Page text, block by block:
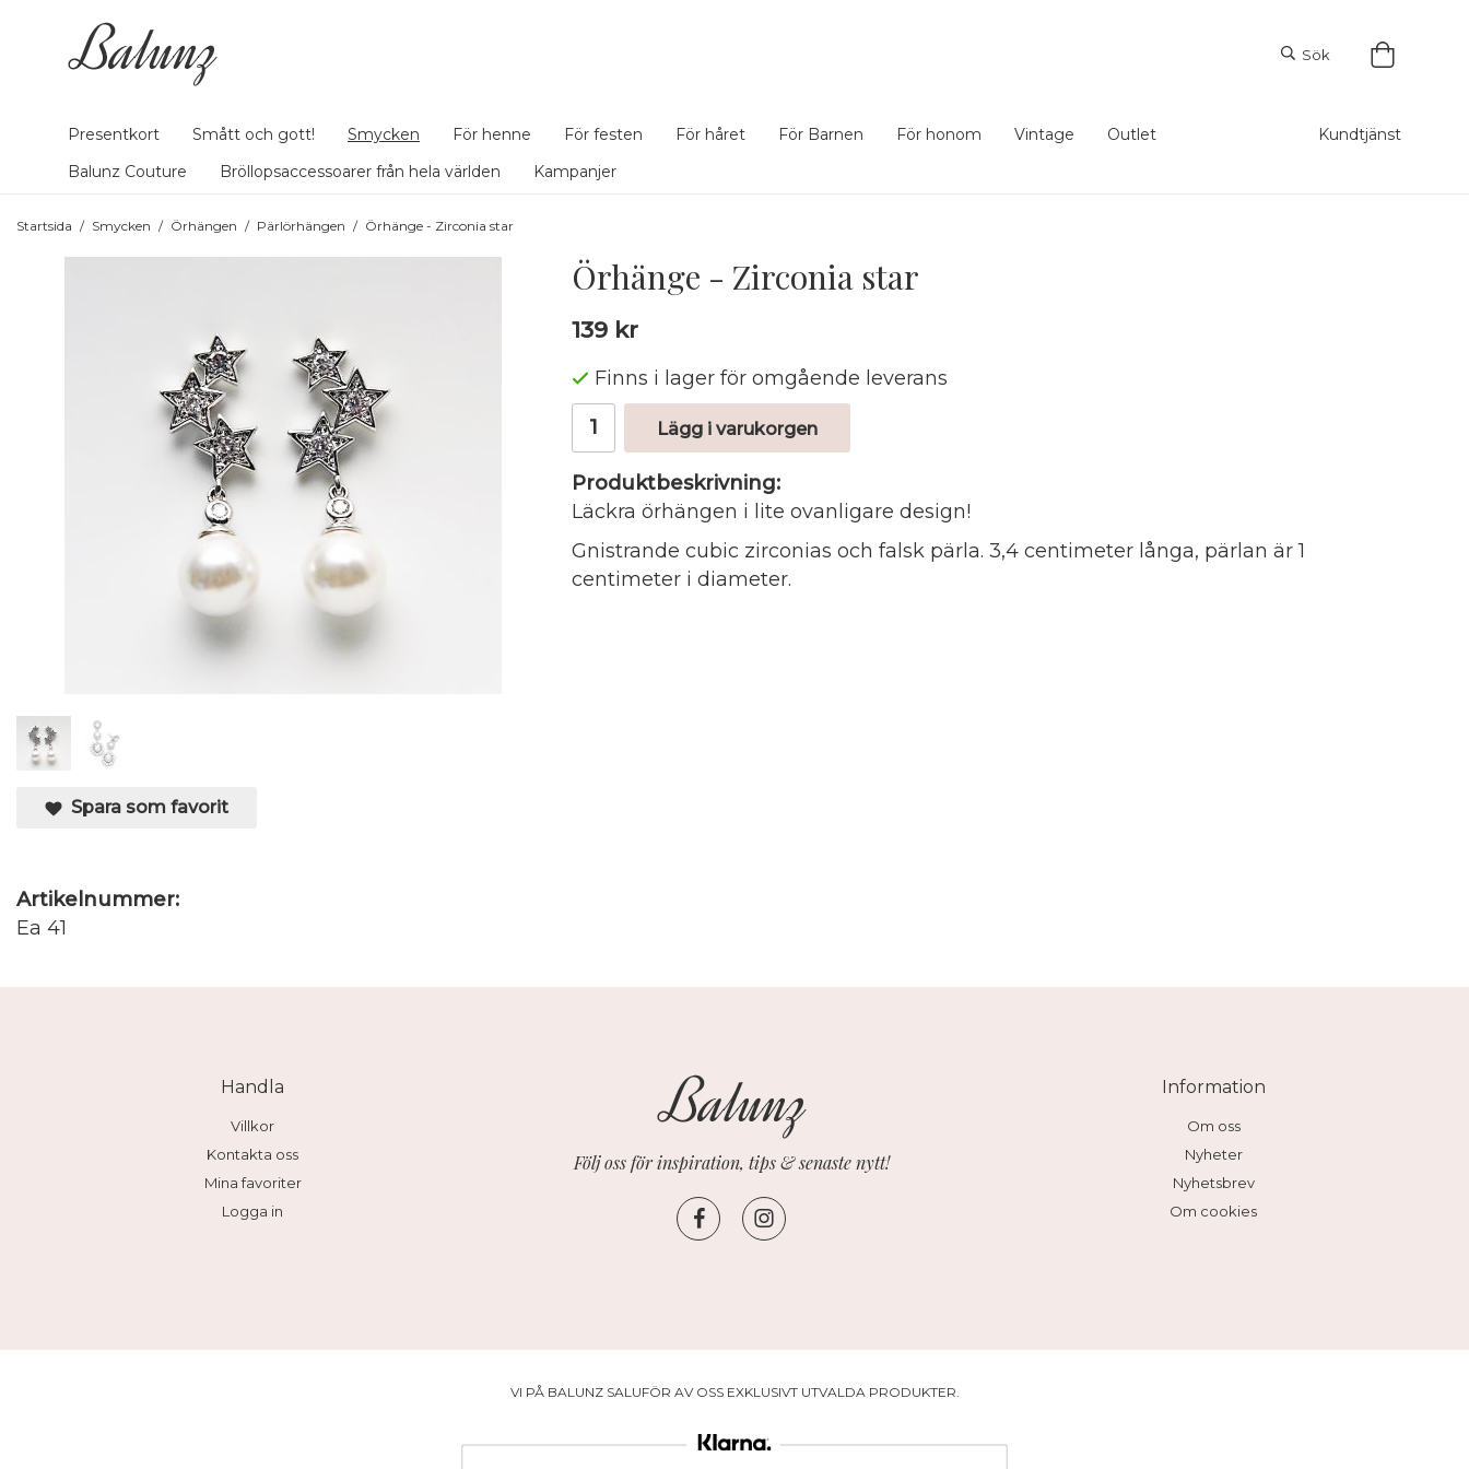
Sök
Presentkort Smått och gott! Smycken För henne För festen För håret För Barnen För honom Vintage
Outlet
Balunz Couture
Bröllopsaccessoarer från hela världen Kampanjer
Kundtjänst
Startsida / Smycken / Örhängen / Pärlörhängen / Örhänge - Zirconia star
Örhänge - Zirconia star
139 kr
Finns i lager för omgående leverans
Lägg i varukorgen
Produktbeskrivning:
Läckra örhängen i lite ovanligare design!
Gnistrande cubic zirconias och falsk pärla. 3,4 centimeter långa, pärlan är 1
centimeter i diameter.
Spara som favorit
Artikelnummer:
Ea 41
Handla
Villkor
Kontakta oss
Mina favoriter
Logga in
Följ oss för inspiration, tips & senaste nytt!
Information
Om oss
Nyheter
Nyhetsbrev
Om cookies
VI PÅ BALUNZ SALUFÖR AV OSS EXKLUSIVT UTVALDA PRODUKTER.